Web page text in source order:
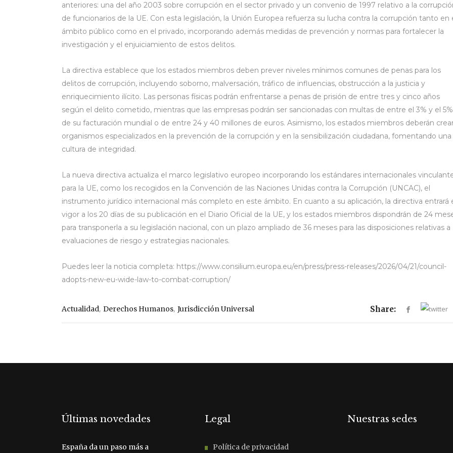
anteriores: una del año 2003 sobre corrupción en el sector privado y un convenio de 1997 relativo a la
de funcionarios de la UE. Con esta legislación, la Unión Europea refuerza su lucha contra la corrupción tanto en
ámbito público como en el privado, incorporando además medidas de prevención y normas para fortalecer la
investigación y el enjuiciamiento de estos delitos.
La directiva establece que los estados miembros deben prever niveles mínimos comunes de penas para los
delitos de corrupción, incluyendo soborno, malversación, tráfico de influencias, obstrucción a la justicia y
enriquecimiento ilícito. Las personas físicas podrán enfrentarse a penas de prisión de entre tres y cinco años
según el delito cometido, mientras que las empresas podrán ser sancionadas con multas de entre el 3% y el 5%
de su facturación mundial o de entre 24 y 40 millones de euros. Asimismo, los estados miembros deberán
organismos especializados en la prevención de la corrupción y en la sensibilización ciudadana, fomentando una
cultura de integridad.
La nueva directiva actualiza el marco legislativo europeo incorporando los estándares internacionales
para la UE, como los recogidos en la Convención de las Naciones Unidas contra la Corrupción (UNCAC), el
instrumento jurídico internacional más completo en este ámbito. En cuanto a su aplicación, la directiva entrará
vigor a los 20 días de su publicación en el Diario Oficial de la UE, y los estados miembros dispondrán de 24
para transponerla a su legislación nacional, con un plazo ampliado de 36 meses para las disposiciones relativas a
evaluaciones de riesgo y estrategias nacionales.
Puedes leer la noticia completa: https://www.consilium.europa.eu/en/press/press-releases/2026/04/21/council-
adopts-new-eu-wide-law-to-combat-corruption/
Actualidad, Derechos Humanos, Jurisdicción Universal Share:
Últimas novedades
España da un paso más a
Legal
Política de privacidad
Nuestras sedes